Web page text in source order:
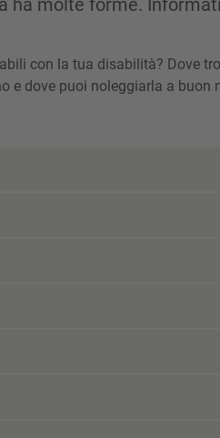
ha molte forme.
con la tua disabilità? Dove
e dove puoi noleggiarla a buon